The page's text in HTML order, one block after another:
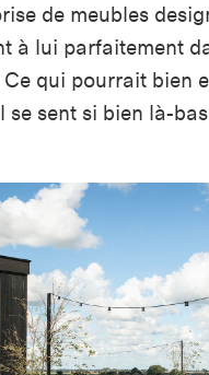
de meubles
à lui parfaitement
qui pourrait bien
se sent si bien là-